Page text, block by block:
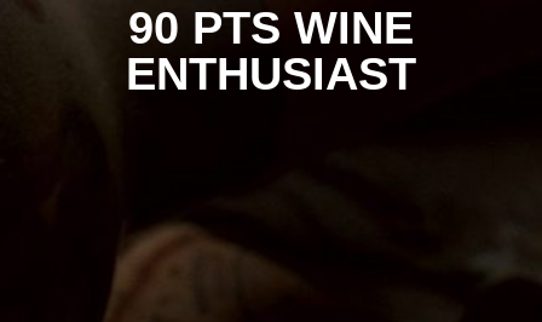
90 PTS WINE
ENTHUSIAST